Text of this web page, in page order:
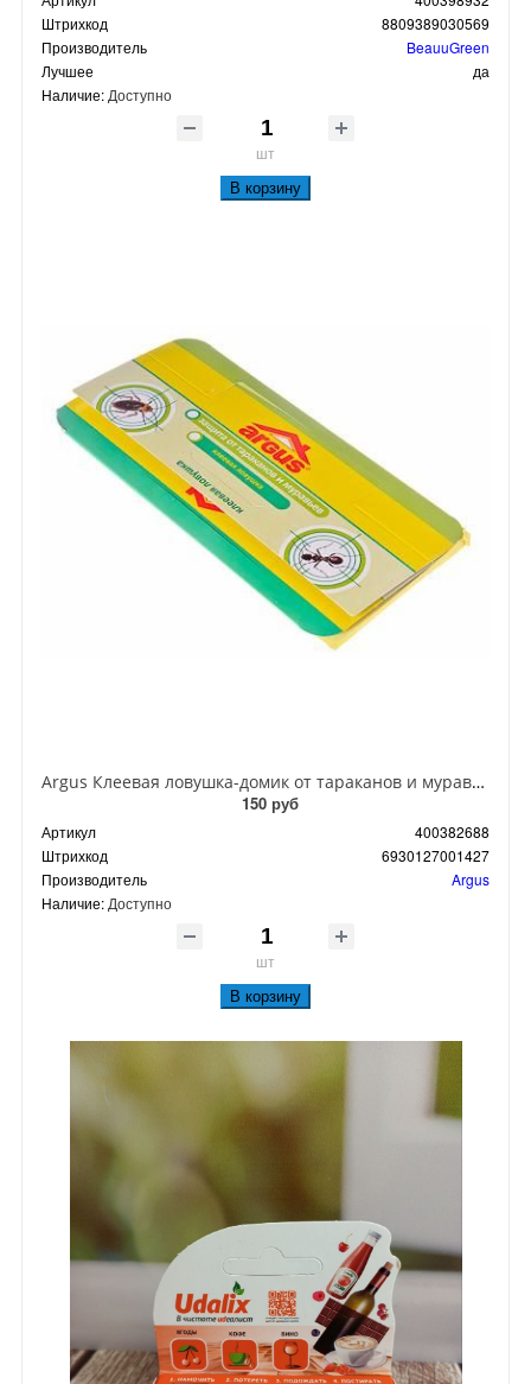
Штрихкод
8809389030569
Производитель
BeauuGreen
Лучшее
да
Наличие: Доступно
шт
В корзину
Argus Клеевая ловушка-домик от тараканов и муравьев
150 руб
Артикул
400382688
Штрихкод
6930127001427
Производитель
Argus
Наличие: Доступно
шт
В корзину